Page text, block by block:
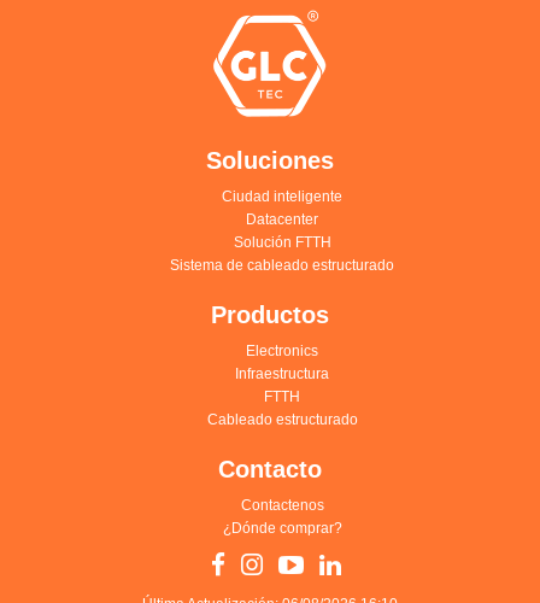
Soluciones
Ciudad inteligente
Datacenter
Solución FTTH
Sistema de cableado estructurado
Productos
Electronics
Infraestructura
FTTH
Cableado estructurado
Contacto
Contactenos
¿Dónde comprar?